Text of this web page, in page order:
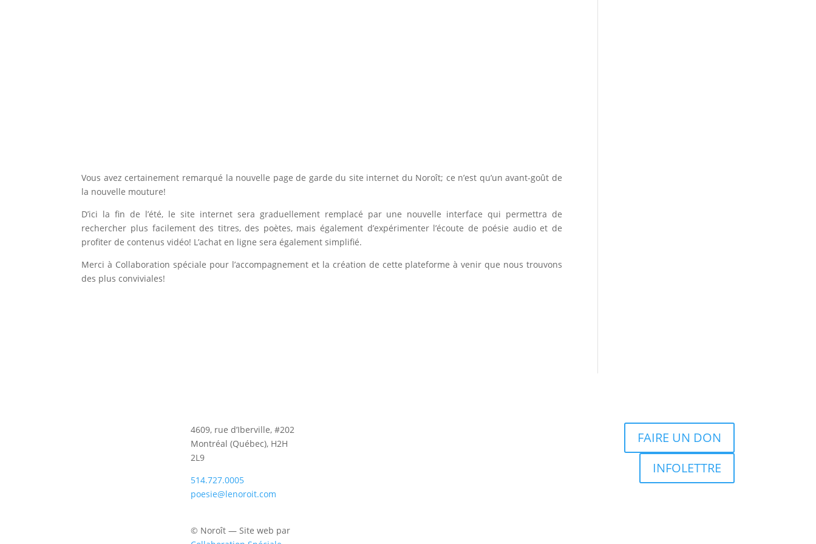
Vous avez certainement remarqué la nouvelle page de garde du site internet du Noroît; ce n’est qu’un avant-goût de
la nouvelle mouture!
D’ici la fin de l’été, le site internet sera graduellement remplacé par une nouvelle interface qui permettra de
rechercher plus facilement des titres, des poètes, mais également d’expérimenter l’écoute de poésie audio et de
profiter de contenus vidéo! L’achat en ligne sera également simplifié.
Merci à Collaboration spéciale pour l’accompagnement et la création de cette plateforme à venir que nous trouvons
des plus conviviales!
4609, rue d’Iberville, #202
Montréal (Québec), H2H
2L9
514.727.0005
poesie@lenoroit.com
© Noroît — Site web par
FAIRE UN DON
INFOLETTRE